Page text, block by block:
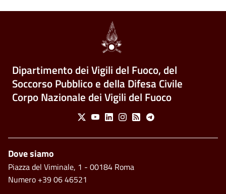
Dipartimento dei Vigili del Fuoco, del
Soccorso Pubblico e della Difesa Civile
Corpo Nazionale dei Vigili del Fuoco
Social Menu
X YoutubeLinkedinInstagram
Feed Telegram
Piè di pagina
Dove siamo
Piazza del Viminale, 1 - 00184 Roma
Numero +39 06 46521